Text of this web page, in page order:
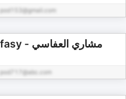
pod153@gmail.com
Mishary Al-Afasy - مشاري العفاسي
pod717@abc.com